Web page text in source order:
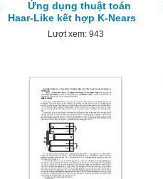
Ứng dụng thuật toán
Haar-Like kết hợp K-Nears
Lượt xem: 943